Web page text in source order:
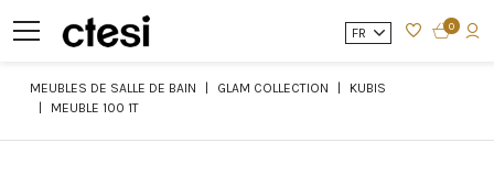
FR 0
MEUBLES DE SALLE DE BAIN GLAM COLLECTION
KUBIS
MEUBLE 100 1T